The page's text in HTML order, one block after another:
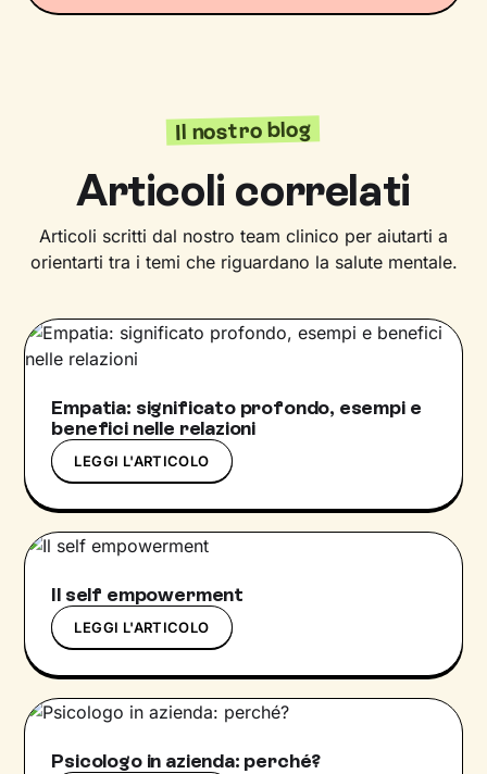
Il nostro blog
Articoli correlati
Articoli scritti dal nostro team clinico per aiutarti a
orientarti tra i temi che riguardano la salute mentale.
Empatia: significato profondo, esempi e
benefici nelle relazioni
LEGGI L'ARTICOLO
Il self empowerment
LEGGI L'ARTICOLO
Psicologo in azienda: perché?